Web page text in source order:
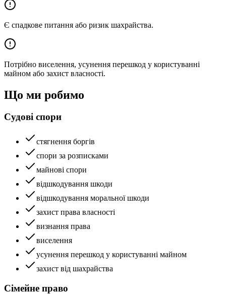
Є спадкове питання або ризик шахрайства.
Потрібно виселення, усунення перешкод у користуванні
майном або захист власності.
Що ми робимо
Судові спори
стягнення боргів
спори за розписками
майнові спори
відшкодування шкоди
відшкодування моральної шкоди
захист права власності
визнання права
виселення
усунення перешкод у користуванні майном
захист від шахрайства
Сімейне право